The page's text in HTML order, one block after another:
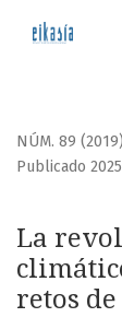
NÚM. 89 (2019)
La
retos
Publicado